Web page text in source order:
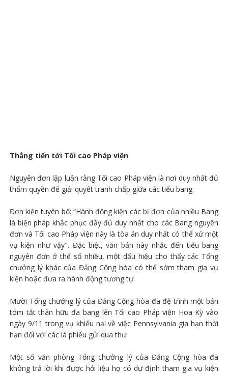
Thẳng tiến tới Tối cao Pháp viện
Nguyên đơn lập luận rằng Tối cao Pháp viện là nơi duy nhất đủ
thẩm quyền để giải quyết tranh chấp giữa các tiểu bang.
Đơn kiện tuyên bố: “Hành động kiện các bị đơn của nhiều Bang
là biện pháp khắc phục đầy đủ duy nhất cho các Bang nguyên
đơn và Tối cao Pháp viện này là tòa án duy nhất có thể xử một
vụ kiện như vậy". Đặc biệt, văn bản này nhắc đến tiểu bang
nguyên đơn ở thể số nhiều, một dấu hiệu cho thấy các Tổng
chưởng lý khác của Đảng Cộng hòa có thể sớm tham gia vụ
kiện hoặc đưa ra hành động tương tự.
Mười Tổng chưởng lý của Đảng Cộng hòa đã đệ trình một bản
tóm tắt thân hữu đa bang lên Tối cao Pháp viện Hoa Kỳ vào
ngày 9/11 trong vụ khiếu nại về việc Pennsylvania gia hạn thời
hạn đối với các lá phiếu gửi qua thư.
Một số văn phòng Tổng chưởng lý của Đảng Cộng hòa đã
không trả lời khi được hỏi liệu họ có dự định tham gia vụ kiện